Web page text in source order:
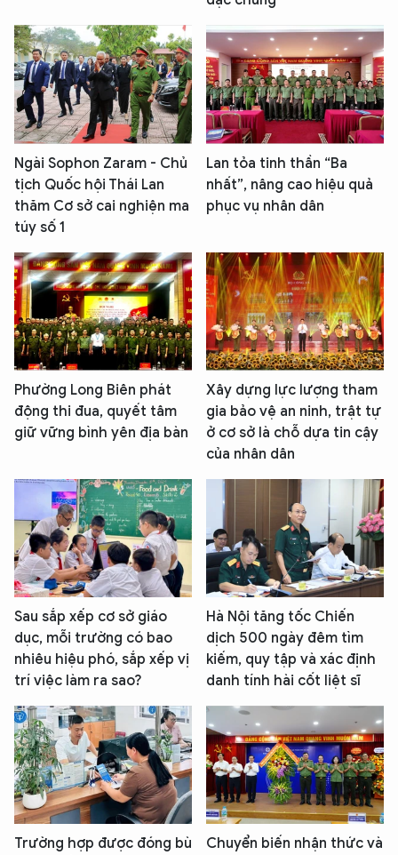
Ngài Sophon Zaram - Chủ
tịch Quốc hội Thái Lan
thăm Cơ sở cai nghiện ma
túy số 1
Lan tỏa tinh thần “Ba
nhất”, nâng cao hiệu quả
phục vụ nhân dân
Phường Long Biên phát
động thi đua, quyết tâm
giữ vững bình yên địa bàn
Xây dựng lực lượng tham
gia bảo vệ an ninh, trật tự
ở cơ sở là chỗ dựa tin cậy
của nhân dân
Sau sắp xếp cơ sở giáo
dục, mỗi trường có bao
nhiêu hiệu phó, sắp xếp vị
trí việc làm ra sao?
Hà Nội tăng tốc Chiến
dịch 500 ngày đêm tìm
kiếm, quy tập và xác định
danh tính hài cốt liệt sĩ
Trường hợp được đóng bù
Chuyển biến nhận thức và